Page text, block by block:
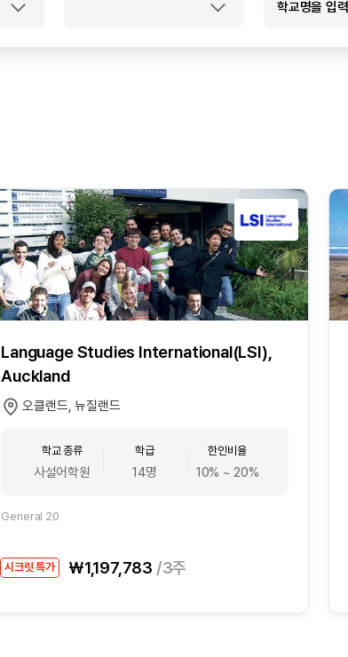
Language Studies International(LSI),
Auckland
오클랜드, 뉴질랜드
학교 종류
사설어학원
학급
14명
한인비율
10% ~ 20%
General 20
시크릿 특가 ₩1,197,783 /3주